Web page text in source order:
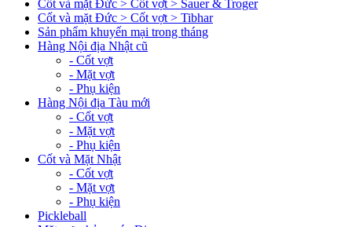
Cốt và mặt Đức > Cốt vợt > Sauer & Troger
Cốt và mặt Đức > Cốt vợt > Tibhar
Sản phẩm khuyến mại trong tháng
Hàng Nội địa Nhật cũ
- Cốt vợt
- Mặt vợt
- Phụ kiện
Hàng Nội địa Tàu mới
- Cốt vợt
- Mặt vợt
- Phụ kiện
Cốt và Mặt Nhật
- Cốt vợt
- Mặt vợt
- Phụ kiện
Pickleball